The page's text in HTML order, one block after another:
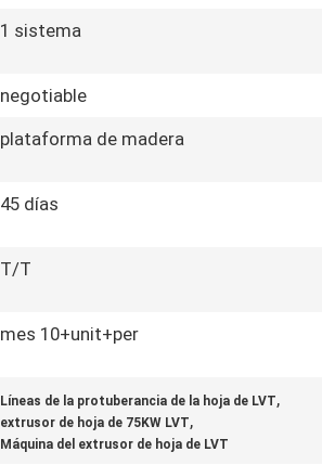
1 sistema
negotiable
plataforma de madera
45 días
T/T
mes 10+unit+per
Líneas de la protuberancia de la hoja de LVT,
extrusor de hoja de 75KW LVT,
Máquina del extrusor de hoja de LVT